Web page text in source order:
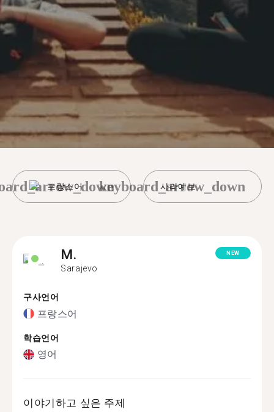
프랑스어 사라예보
keyboard_arrow_down
M.
Sarajevo
NEW
구사언어
프랑스어
학습언어
영어
이야기하고 싶은 주제